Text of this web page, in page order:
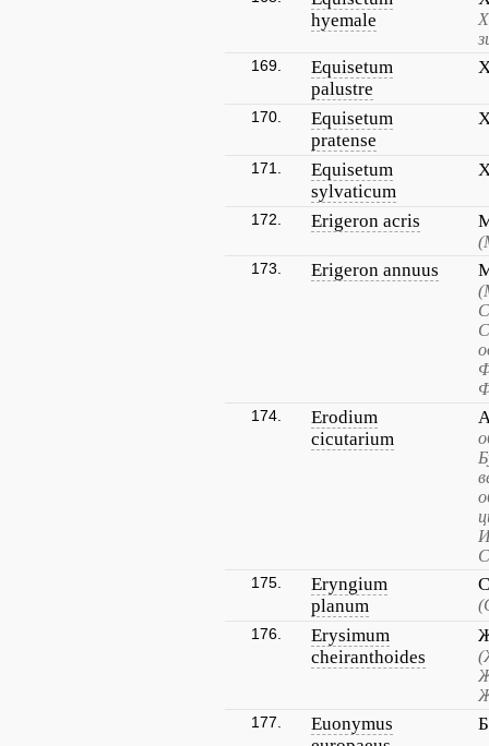
hyemale
169.
Equisetum
palustre
170.
Equisetum
pratense
171.
Equisetum
sylvaticum
172. Erigeron acris
173. Erigeron annuus
174.
Erodium
cicutarium
175.
Eryngium
planum
176.
Erysimum
cheiranthoides
177.
Euonymus